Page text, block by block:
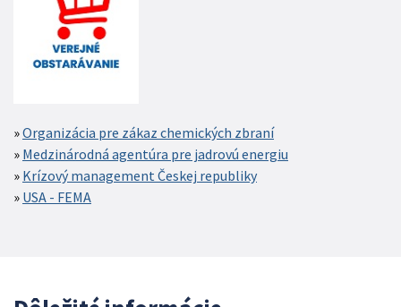
Organizácia pre zákaz chemických zbraní
Medzinárodná agentúra pre jadrovú energiu
Krízový management Českej republiky
USA - FEMA